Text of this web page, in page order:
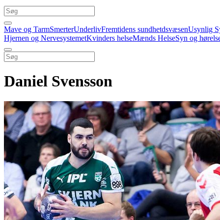
Mave og TarmSmerterUnderlivFremtidens sundhetdsvæsenUsynlig
Hjernen og NervesystemetKvinders helseMænds HelseSyn og
Daniel Svensson